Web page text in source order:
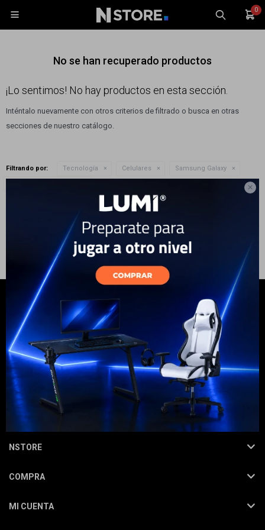

0

No se han recuperado productos
¡Lo sentimos! No hay productos en esta sección.
Inténtalo nuevamente con otros criterios de filtrado o busca en otras
secciones de nuestro catálogo.
Filtrando por: Tecnología Celulares
Samsung Galaxy
Modelo: Galaxy Z Flip7
NEWSLETTER
¡Suscribite y recibí todas nuestras novedades!
SUSCRIBIRME
NSTORE
COMPRA
MI CUENTA
Electrodomésticos
Hogar
Marcas
Wearables
Accesorios
Monitores
Gaming